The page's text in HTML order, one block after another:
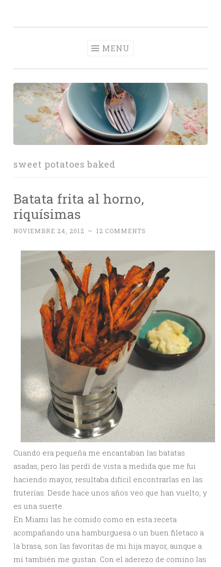
MENU
sweet potatoes baked
Batata frita al horno,
riquísimas
NOVIEMBRE 24, 2012 ~ 12 COMMENTS
Cuando era pequeña me encantaban las batatas
asadas, pero las perdí de vista a medida que me fui
haciendo mayor, resultaba difícil encontrarlas en las
fruterías. Desde hace unos años veo que han vuelto, y
es una suerte.
En Miami las he comido como en esta receta
acompañando una hamburguesa o un buen filetaco a
la brasa, son las favoritas de mi hija mayor, aunque a
mí también me gustan. Con el aderezo de comino las